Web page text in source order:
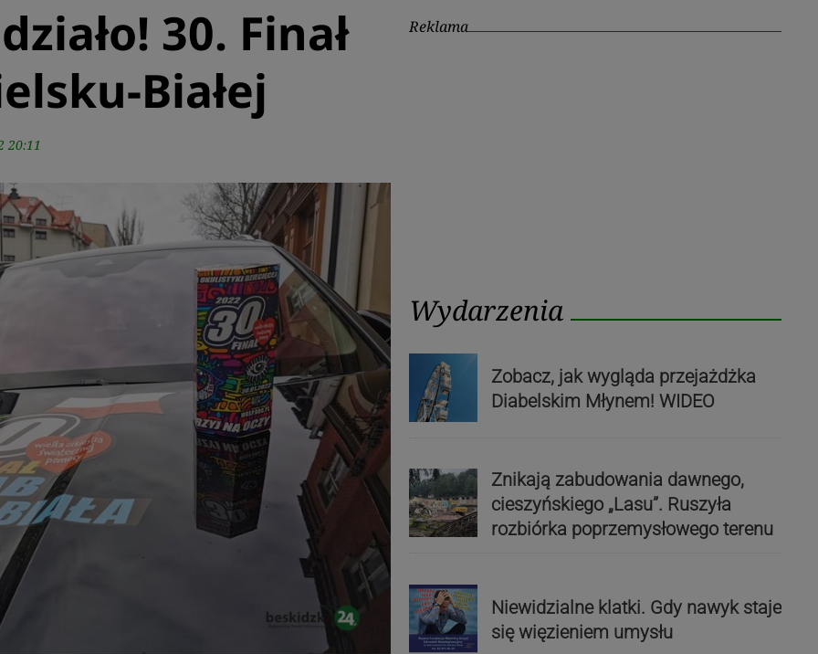
30. Finał
Białej
20:11
Reklama
Wydarzenia
Zobacz, jak wygląda przejażdżka
Diabelskim Młynem! WIDEO
Znikają zabudowania dawnego,
cieszyńskiego „Lasu”. Ruszyła
rozbiórka poprzemysłowego terenu
Niewidzialne klatki. Gdy nawyk staje
się więzieniem umysłu